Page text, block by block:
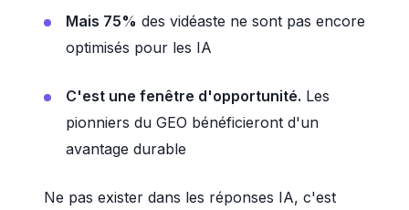
Mais 75% des vidéaste ne sont pas encore
optimisés pour les IA
C'est une fenêtre d'opportunité. Les
pionniers du GEO bénéficieront d'un
avantage durable
Ne pas exister dans les réponses IA, c'est